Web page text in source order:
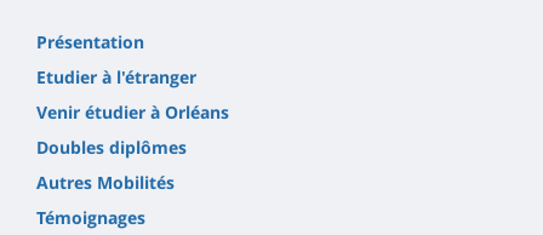
Présentation
Etudier à l'étranger
Venir étudier à Orléans
Doubles diplômes
Autres Mobilités
Témoignages